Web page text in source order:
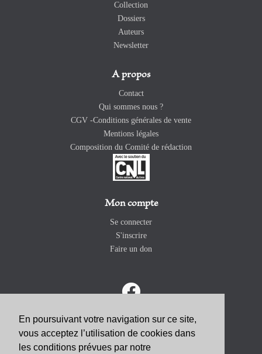
En poursuivant votre navigation sur ce site,
vous acceptez l’utilisation de cookies dans
les conditions prévues par notre
Collection
Dossiers
Auteurs
Newsletter
A propos
Contact
Qui sommes nous ?
CGV -Conditions générales de vente
Mentions légales
Composition du Comité de rédaction
Mon compte
Se connecter
S'inscrire
Faire un don
ABONNEZ-VOUS